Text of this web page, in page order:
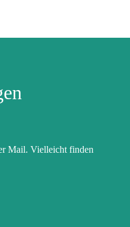
Mail. Vielleicht finden